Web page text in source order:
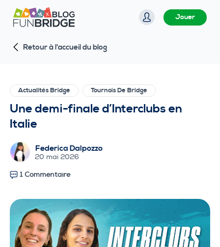
P
a
s
a
c
o
t
n
Jouer
Retour à l'accueil du blog
Actualités Bridge Tournois De Bridge
Une demi-finale d’Interclubs en
Italie
Federica Dalpozzo
20 mai 2026
1 Commentaire